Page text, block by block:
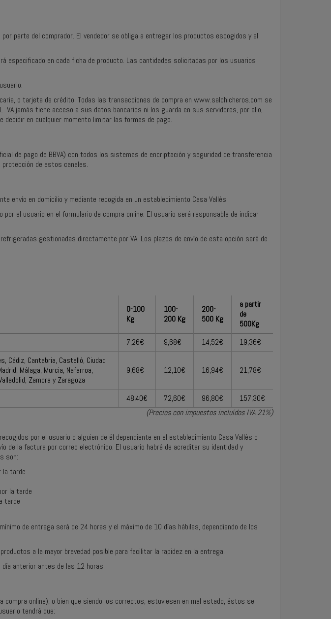
parte del comprador. El vendedor se obliga a entregar los productos escogidos y el
especificado en cada ficha de producto. Las cantidades solicitadas por los usuarios
o tarjeta de crédito. Todas las transacciones de compra en www.salchicheros.com se
jamás tiene acceso a sus datos bancarios ni los guarda en sus servidores, por ello,
decidir en cualquier momento limitar las formas de pago.
de pago de BBVA) con todos los sistemas de encriptación y seguridad de transferencia
protección de estos canales.
envío en domicilio y mediante recogida en un establecimiento Casa Vallès
el usuario en el formulario de compra online. El usuario será responsable de indicar
gestionadas directamente por VA. Los plazos de envío de esta opción será de
0-100
Kg
100-
200 Kg
200-
500 Kg
a partir
de
500Kg
7,26€ 9,68€ 14,52€
19,36€
Cádiz, Cantabria, Castelló, Ciudad
Málaga, Murcia, Nafarroa,
Zamora y Zaragoza
9,68€ 12,10€ 16,94€ 21,78€
48,40€ 72,60€ 96,80€
157,30€
(Precios con impuestos incluídos IVA 21%)
por el usuario o alguien de él dependiente en el establecimiento Casa Vallès o
de la factura por correo electrónico. El usuario habrá de acreditar su identidad y
son:
la tarde
la tarde
tarde
de entrega será de 24 horas y el máximo de 10 días hábiles, dependiendo de los
a la mayor brevedad posible para facilitar la rapidez en la entrega.
anterior antes de las 12 horas.
online), o bien que siendo los correctos, estuviesen en mal estado, éstos se
tendrá que: